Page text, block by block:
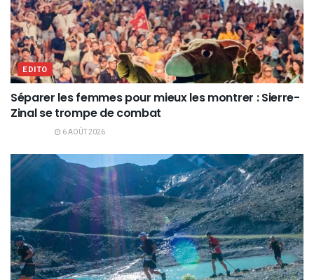
EDITO
Séparer les femmes pour mieux les montrer : Sierre-
Zinal se trompe de combat
6 AOÛT 2026